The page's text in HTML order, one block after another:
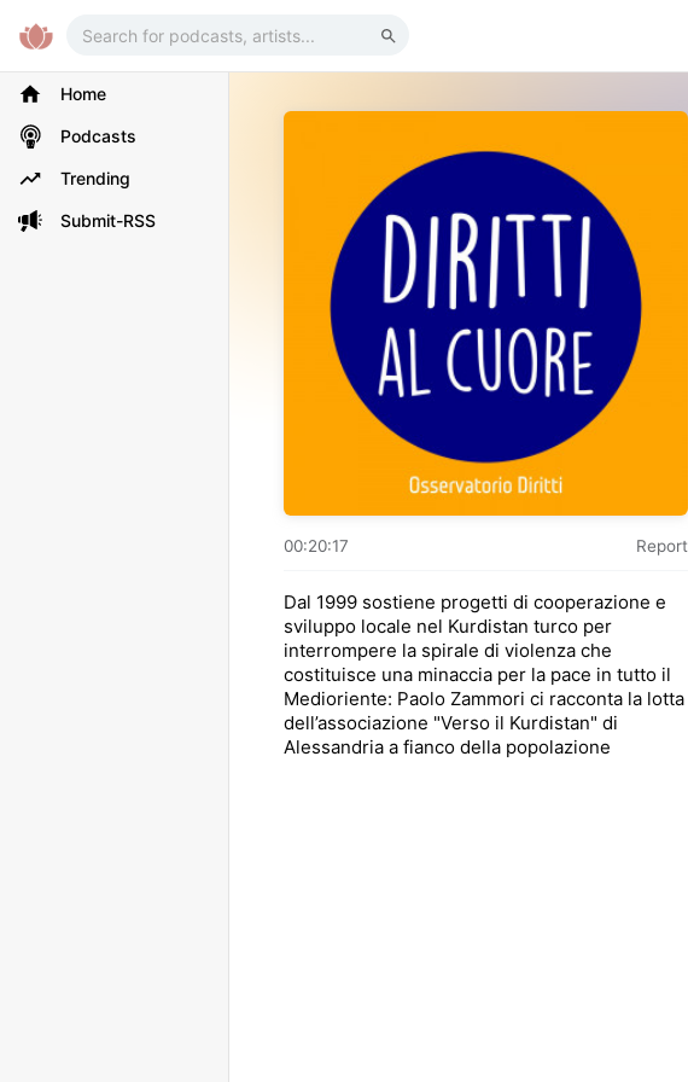
Home
Podcasts
Trending
Submit-RSS
00:20:17 Report
Dal 1999 sostiene progetti di cooperazione e
sviluppo locale nel Kurdistan turco per
interrompere la spirale di violenza che
costituisce una minaccia per la pace in tutto il
Medioriente: Paolo Zammori ci racconta la lotta
dell’associazione "Verso il Kurdistan" di
Alessandria a fianco della popolazione